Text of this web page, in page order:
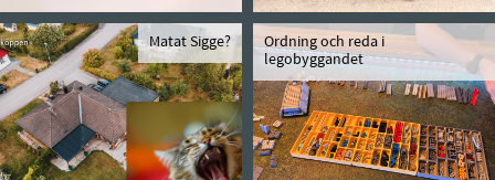
Matat Sigge?
Ordning och reda i
legobyggandet